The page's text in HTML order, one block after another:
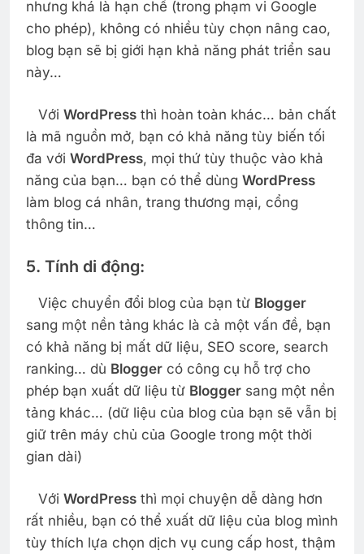
nhưng khá là hạn chế (trong phạm vi Google
cho phép), không có nhiều tùy chọn nâng cao,
blog bạn sẽ bị giới hạn khả năng phát triển sau
này…
Với WordPress thì hoàn toàn khác… bản chất
là mã nguồn mở, bạn có khả năng tùy biến tối
đa với WordPress, mọi thứ tùy thuộc vào khả
năng của bạn… bạn có thể dùng WordPress
làm blog cá nhân, trang thương mại, cổng
thông tin…
5. Tính di động:
Việc chuyển đổi blog của bạn từ Blogger
sang một nền tảng khác là cả một vấn đề, bạn
có khả năng bị mất dữ liệu, SEO score, search
ranking… dù Blogger có công cụ hỗ trợ cho
phép bạn xuất dữ liệu từ Blogger sang một nền
tảng khác… (dữ liệu của blog của bạn sẽ vẫn bị
giữ trên máy chủ của Google trong một thời
gian dài)
Với WordPress thì mọi chuyện dễ dàng hơn
rất nhiều, bạn có thể xuất dữ liệu của blog mình
tùy thích lựa chọn dịch vụ cung cấp host, thậm